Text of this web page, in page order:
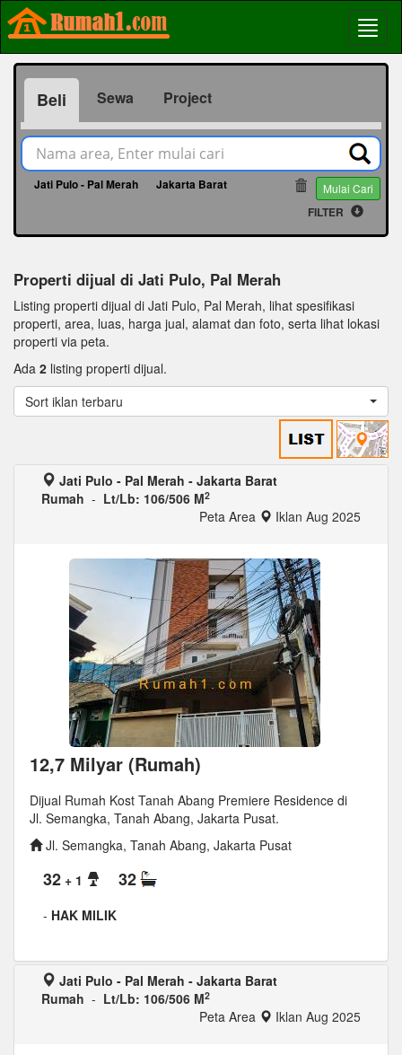
Beli Sewa Project
Jati Pulo - Pal Merah Jakarta Barat Mulai Cari
FILTER
Properti dijual di Jati Pulo, Pal Merah
Listing properti dijual di Jati Pulo, Pal Merah, lihat spesifikasi
properti, area, luas, harga jual, alamat dan foto, serta lihat lokasi
properti via peta.
Ada 2 listing properti dijual.
Sort iklan terbaru
Jati Pulo - Pal Merah - Jakarta Barat
Rumah - Lt/Lb: 106/506 M2
Peta Area Iklan Aug 2025
12,7 Milyar (Rumah)
Dijual Rumah Kost Tanah Abang Premiere Residence di
Jl. Semangka, Tanah Abang, Jakarta Pusat.
Jl. Semangka, Tanah Abang, Jakarta Pusat
32 + 1 32
- HAK MILIK
Jati Pulo - Pal Merah - Jakarta Barat
Rumah - Lt/Lb: 106/506 M2
Peta Area Iklan Aug 2025